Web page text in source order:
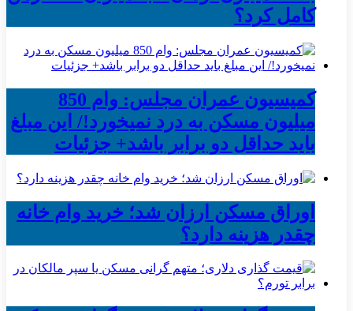
کامل کرد؟
کمیسیون عمران مجلس: وام 850
میلیون مسکن به درد نمیخورد!/ این مبلغ
باید حداقل دو برابر باشد+ جزئیات
اوراق مسکن ارزان شد؛ خرید وام خانه
چقدر هزینه دارد؟